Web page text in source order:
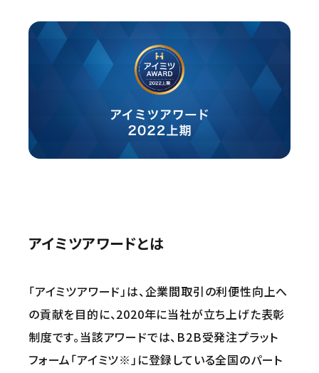
アイミツアワードとは
「アイミツアワード」は、企業間取引の利便性向上へ
の貢献を目的に、2020年に当社が立ち上げた表彰
制度です。当該アワードでは、B2B受発注プラット
フォーム「アイミツ※」に登録している全国のパート